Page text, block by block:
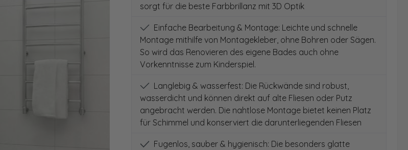
sorgt für die beste Farbbrillanz mit 3D Optik
Einfache Bearbeitung & Montage: Leichte und schnelle
Montage mithilfe von Montagekleber, ohne Bohren oder Sägen.
So wird das Renovieren des eigene Bades auch ohne
Vorkenntnisse zum Kinderspiel.
Langlebig & wasserfest: Die Rückwände sind robust,
wasserdicht und können direkt auf alte Fliesen oder Putz
angebracht werden. Die nahtlose Montage bietet keinen Platz
für Schimmel und konserviert die darunterliegenden Fliesen
Fugenlos, sauber & hygienisch: Die besonders glatte